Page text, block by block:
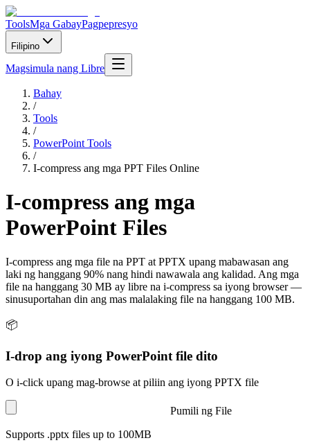
ToolsMga GabayPagpepresyo
Filipino
Magsimula nang Libre
Bahay
/
Tools
/
PowerPoint Tools
/
I-compress ang mga PPT Files Online
I-compress ang mga
PowerPoint Files
I-compress ang mga file na PPT at PPTX upang mabawasan ang
laki ng hanggang 90% nang hindi nawawala ang kalidad. Ang mga
file na hanggang 30 MB ay libre na i-compress sa iyong browser —
sinusuportahan din ang mas malalaking file na hanggang 100 MB.
📦
I-drop ang iyong PowerPoint file dito
O i-click upang mag-browse at piliin ang iyong PPTX file
Pumili ng File
Supports .pptx files up to 100MB